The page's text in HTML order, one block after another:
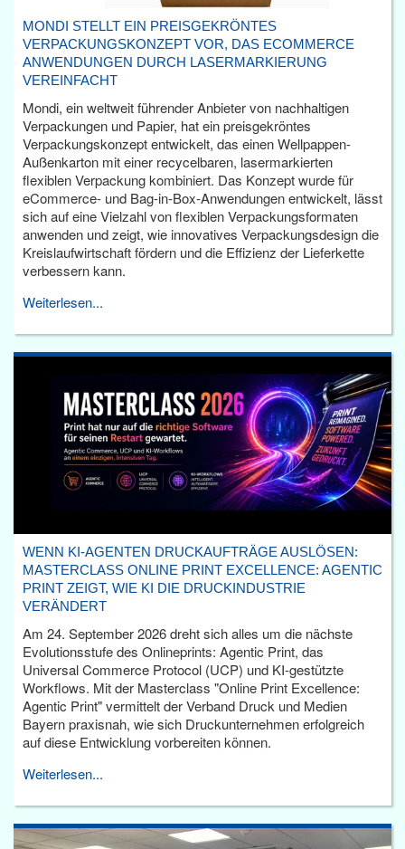
MONDI STELLT EIN PREISGEKRÖNTES
VERPACKUNGSKONZEPT VOR, DAS ECOMMERCE
ANWENDUNGEN DURCH LASERMARKIERUNG
VEREINFACHT
Mondi, ein weltweit führender Anbieter von nachhaltigen
Verpackungen und Papier, hat ein preisgekröntes
Verpackungskonzept entwickelt, das einen Wellpappen-
Außenkarton mit einer recycelbaren, lasermarkierten
flexiblen Verpackung kombiniert. Das Konzept wurde für
eCommerce- und Bag-in-Box-Anwendungen entwickelt, lässt
sich auf eine Vielzahl von flexiblen Verpackungsformaten
anwenden und zeigt, wie innovatives Verpackungsdesign die
Kreislaufwirtschaft fördern und die Effizienz der Lieferkette
verbessern kann.
Weiterlesen...
WENN KI-AGENTEN DRUCKAUFTRÄGE AUSLÖSEN:
MASTERCLASS ONLINE PRINT EXCELLENCE: AGENTIC
PRINT ZEIGT, WIE KI DIE DRUCKINDUSTRIE
VERÄNDERT
Am 24. September 2026 dreht sich alles um die nächste
Evolutionsstufe des Onlineprints: Agentic Print, das
Universal Commerce Protocol (UCP) und KI-gestützte
Workflows. Mit der Masterclass "Online Print Excellence:
Agentic Print" vermittelt der Verband Druck und Medien
Bayern praxisnah, wie sich Druckunternehmen erfolgreich
auf diese Entwicklung vorbereiten können.
Weiterlesen...